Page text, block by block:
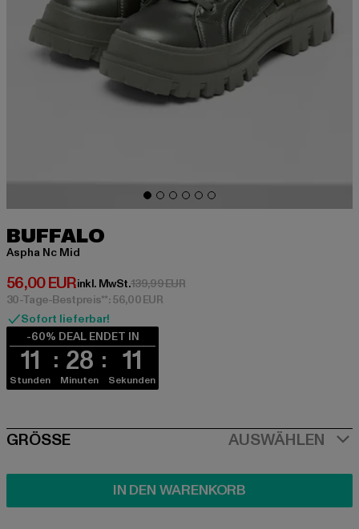
BUFFALO
Aspha Nc Mid
56,00 EUR
Derzeitiger Preis: 56,00 EUR
inkl. MwSt.139,99 EURAktionspreis: 139,99 EUR
30-Tage-Bestpreis**: 56,00 EUR
Sofort lieferbar!
-60% DEAL ENDET IN
11
Stunden
28
Minuten
11
Sekunden
SIZE
GRÖSSE AUSWÄHLEN
IN DEN WARENKORB